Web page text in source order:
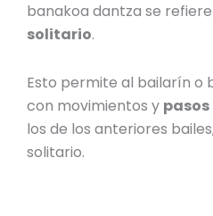
banakoa dantza se
solitario.
Esto permite al bailarín o
con movimientos y
los de los anteriores
solitario.